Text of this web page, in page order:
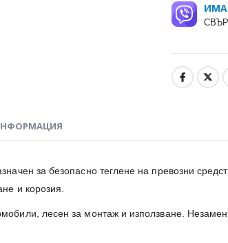
за безопасно теглене на превозни
и корозия.
лесен за монтаж и използване.